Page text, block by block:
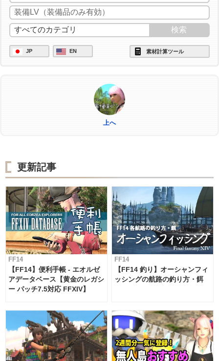
/ac "イノベーション" <wait.2>
/ac "匠の神業" <wait.3>
/ac "グレートストライド" <wait.2>
/ac "ビエルゴの祝福" <wait.3>
JP EN 素材計算ツール
上へ
更新記事
FF14
【FF14】便利手帳 - エオルゼ
アデータベース【黄金のレガシ
ー パッチ7.5対応 FFXIV】
FF14
【FF14 釣り】オーシャンフィ
ッシングの航路の釣り方・餌